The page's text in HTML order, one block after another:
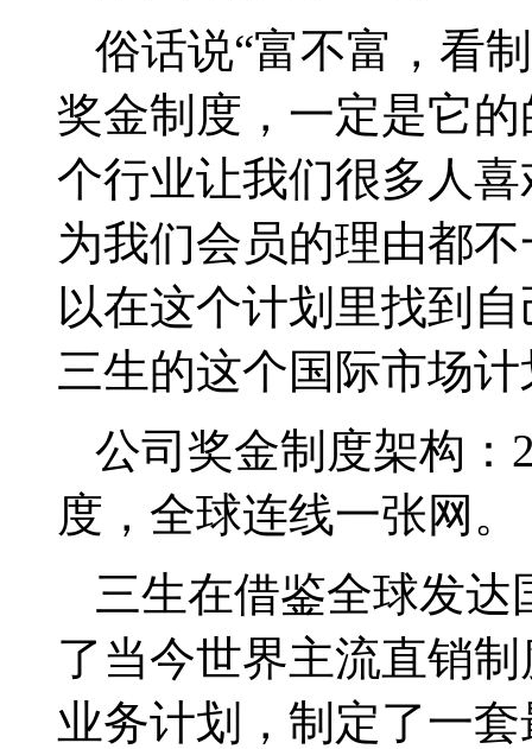
俗话说“富不富，看
奖金制度，一定是它
个行业让我们很多人
为我们会员的理由都
以在这个计划里找到
三生的这个国际市场
公司奖金制度架构：
度，全球连线一张网。
三生在借鉴全球发
了当今世界主流直销
业务计划，制定了一